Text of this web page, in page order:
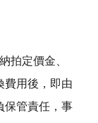
拍定價金、
費用後，即由
保管責任，事